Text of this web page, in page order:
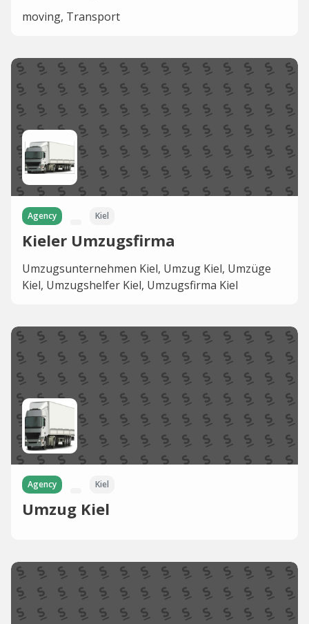
moving, Transport
Agency Kiel
Kieler Umzugsfirma
Umzugsunternehmen Kiel, Umzug Kiel, Umzüge
Kiel, Umzugshelfer Kiel, Umzugsfirma Kiel
Agency Kiel
Umzug Kiel